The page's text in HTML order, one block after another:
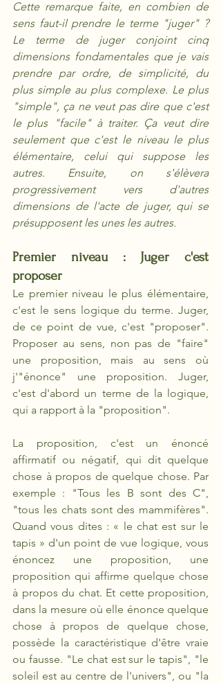
Cette remarque faite, en combien de
sens faut-il prendre le terme "juger" ?
Le terme de juger conjoint cinq
dimensions fondamentales que je vais
prendre par ordre, de simplicité, du
plus simple au plus complexe. Le plus
"simple", ça ne veut pas dire que c'est
le plus "facile" à traiter. Ça veut dire
seulement que c'est le niveau le plus
élémentaire, celui qui suppose les
autres. Ensuite, on s'élèvera
progressivement vers d'autres
dimensions de l'acte de juger, qui se
présupposent les unes les autres.
Premier niveau : Juger c'est
proposer
Le premier niveau le plus élémentaire,
c'est le sens logique du terme. Juger,
de ce point de vue, c'est "proposer".
Proposer au sens, non pas de "faire"
une proposition, mais au sens où
j'"énonce" une proposition. Juger,
c'est d'abord un terme de la logique,
qui a rapport à la "proposition".
La proposition, c'est un énoncé
affirmatif ou négatif, qui dit quelque
chose à propos de quelque chose. Par
exemple : "Tous les B sont des C",
"tous les chats sont des mammifères".
Quand vous dites : « le chat est sur le
tapis » d'un point de vue logique, vous
énoncez une proposition, une
proposition qui affirme quelque chose
à propos du chat. Et cette proposition,
dans la mesure où elle énonce quelque
chose à propos de quelque chose,
possède la caractéristique d'être vraie
ou fausse. "Le chat est sur le tapis", "le
soleil est au centre de l'univers", ou "la